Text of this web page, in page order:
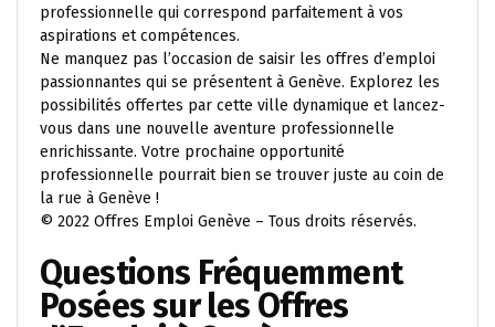
professionnelle qui correspond parfaitement à vos
aspirations et compétences.
Ne manquez pas l’occasion de saisir les offres d’emploi
passionnantes qui se présentent à Genève. Explorez les
possibilités offertes par cette ville dynamique et lancez-
vous dans une nouvelle aventure professionnelle
enrichissante. Votre prochaine opportunité
professionnelle pourrait bien se trouver juste au coin de
la rue à Genève !
© 2022 Offres Emploi Genève – Tous droits réservés.
Questions Fréquemment
Posées sur les Offres